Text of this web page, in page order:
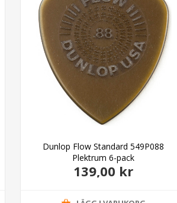
Dunlop Flow Standard 549P088
Plektrum 6-pack
139,00 kr